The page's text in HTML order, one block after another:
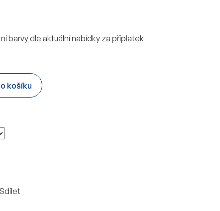
košíku
barvy dle aktuální nabídky za příplatek
Sdílet